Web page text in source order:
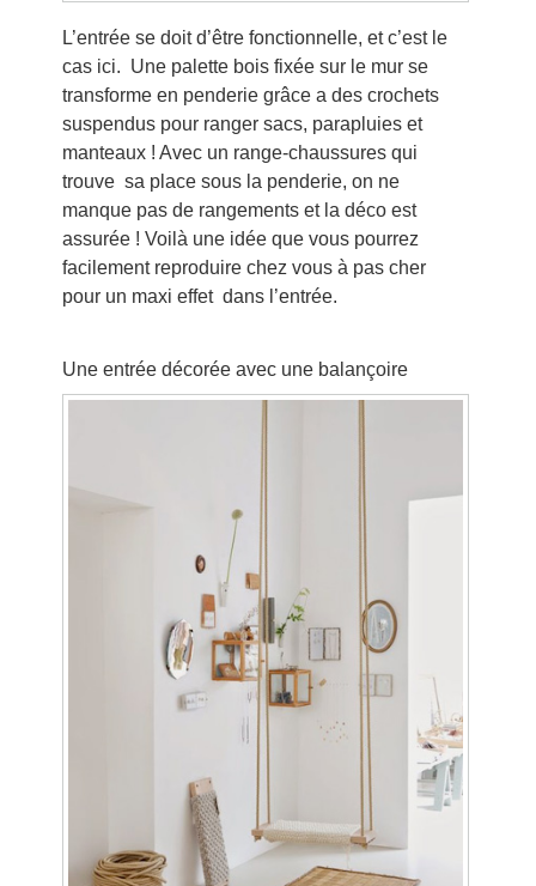
L’entrée se doit d’être fonctionnelle, et c’est le
cas ici. Une palette bois fixée sur le mur se
transforme en penderie grâce a des crochets
suspendus pour ranger sacs, parapluies et
manteaux ! Avec un range-chaussures qui
trouve sa place sous la penderie, on ne
manque pas de rangements et la déco est
assurée ! Voilà une idée que vous pourrez
facilement reproduire chez vous à pas cher
pour un maxi effet dans l’entrée.
Une entrée décorée avec une balançoire